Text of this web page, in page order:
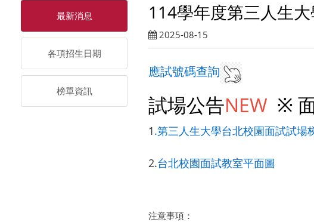
最新消息
各項招生日期
榜單資訊
114學年度第三人生
2025-08-15
應試號碼查詢
試場公告NEW ※
1.第三人生大學台北校園面試試場
2.台北校園面試教室平面圖
注意事項：